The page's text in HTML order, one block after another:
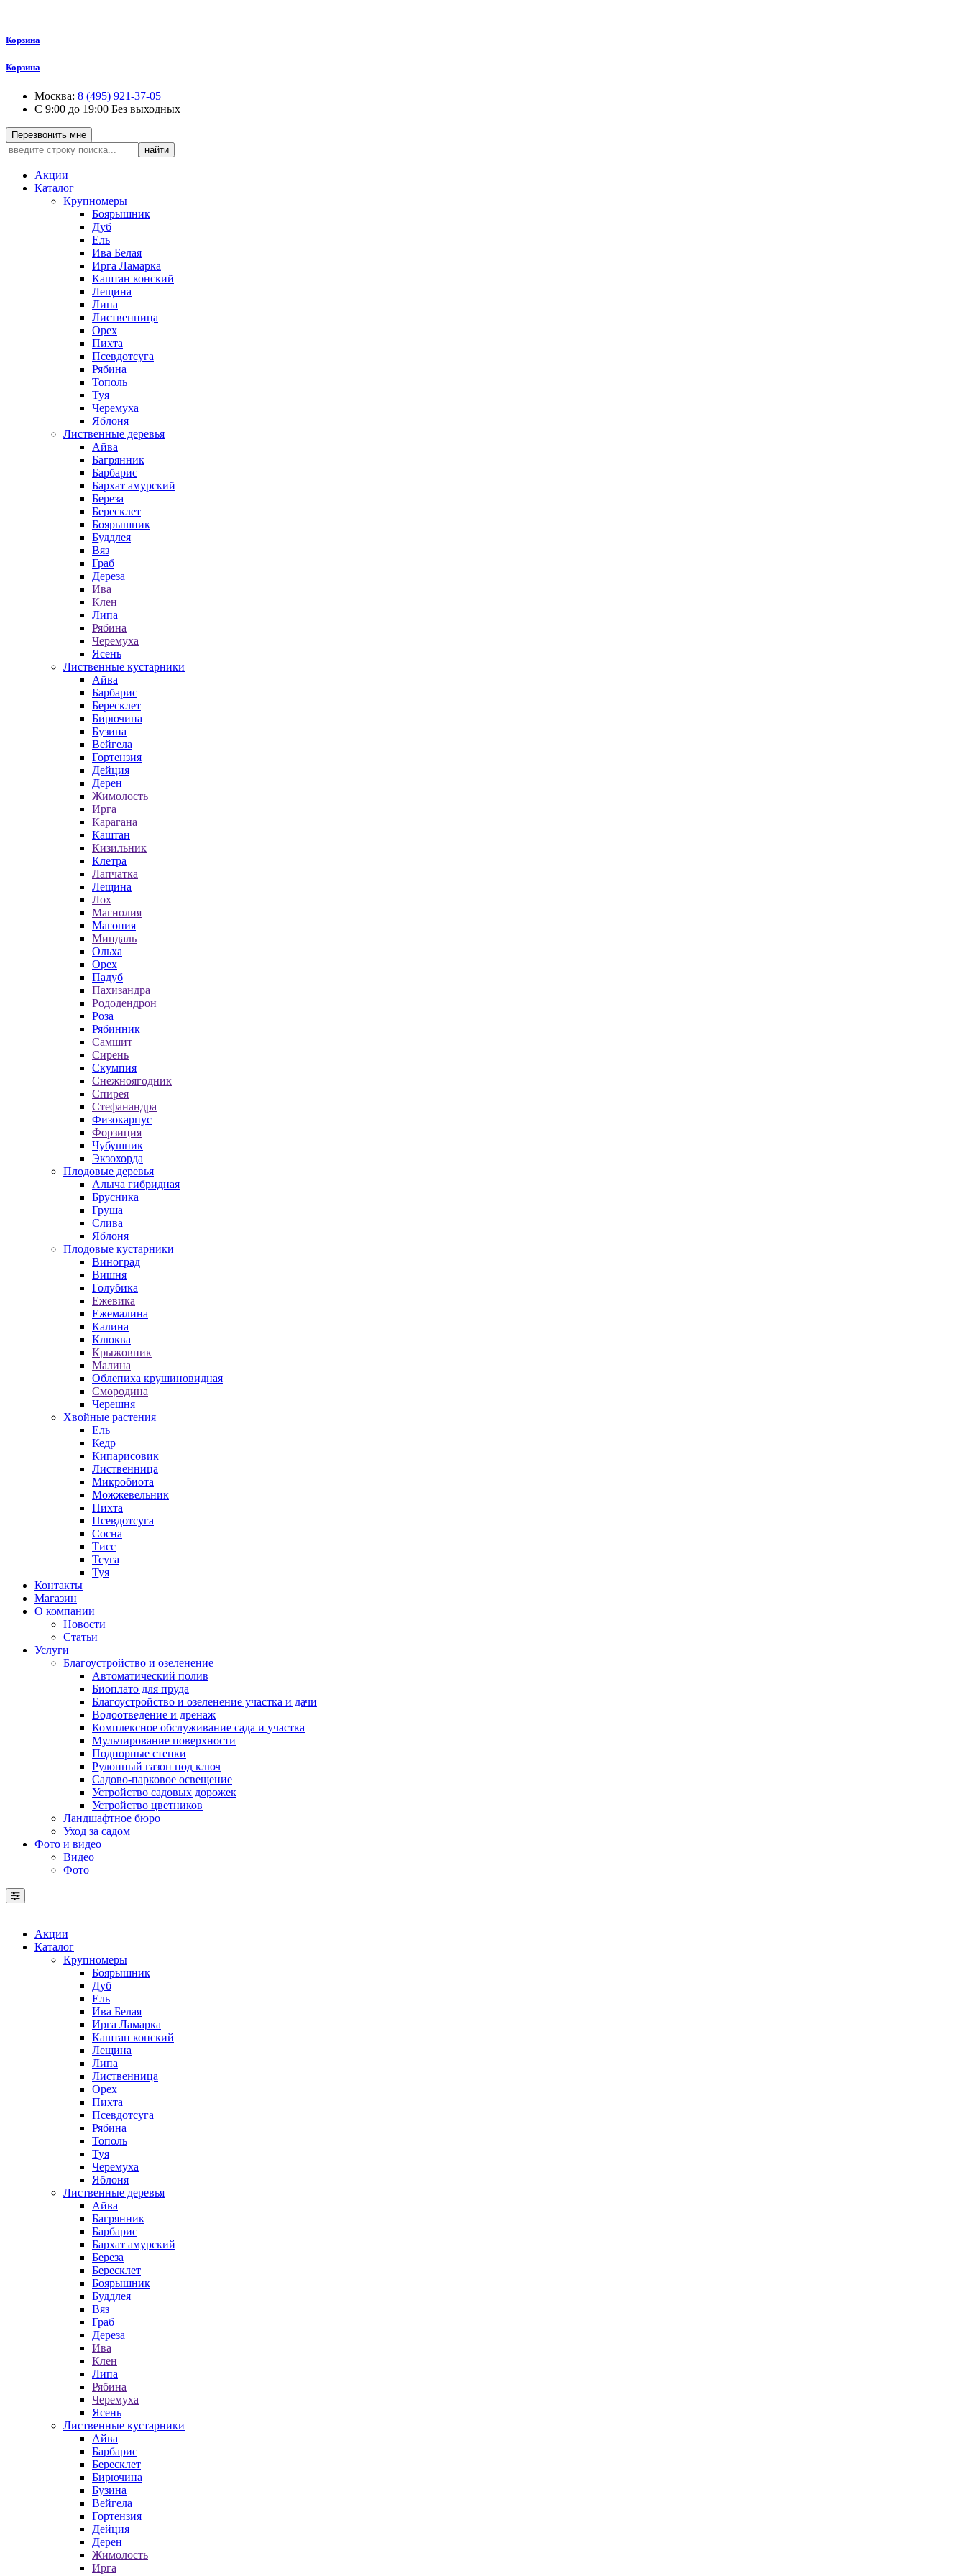
Корзина
Корзина
Москва: 8 (495) 921-37-05
С 9:00 до 19:00 Без выходных
Перезвонить мне
найти
Акции
Каталог
Крупномеры
Боярышник
Дуб
Ель
Ива Белая
Ирга Ламарка
Каштан конский
Лещина
Липа
Лиственница
Орех
Пихта
Псевдотсуга
Рябина
Тополь
Туя
Черемуха
Яблоня
Лиственные деревья
Айва
Багрянник
Барбарис
Бархат амурский
Береза
Бересклет
Боярышник
Буддлея
Вяз
Граб
Дереза
Ива
Клен
Липа
Рябина
Черемуха
Ясень
Лиственные кустарники
Айва
Барбарис
Бересклет
Бирючина
Бузина
Вейгела
Гортензия
Дейция
Дерен
Жимолость
Ирга
Карагана
Каштан
Кизильник
Клетра
Лапчатка
Лещина
Лох
Магнолия
Магония
Миндаль
Ольха
Орех
Падуб
Пахизандра
Рододендрон
Роза
Рябинник
Самшит
Сирень
Скумпия
Снежноягодник
Спирея
Стефанандра
Физокарпус
Форзиция
Чубушник
Экзохорда
Плодовые деревья
Алыча гибридная
Брусника
Груша
Слива
Яблоня
Плодовые кустарники
Виноград
Вишня
Голубика
Ежевика
Ежемалина
Калина
Клюква
Крыжовник
Малина
Облепиха крушиновидная
Смородина
Черешня
Хвойные растения
Ель
Кедр
Кипарисовик
Лиственница
Микробиота
Можжевельник
Пихта
Псевдотсуга
Сосна
Тисс
Тсуга
Туя
Контакты
Магазин
О компании
Новости
Статьи
Услуги
Благоустройство и озеленение
Автоматический полив
Биоплато для пруда
Благоустройство и озеленение участка и дачи
Водоотведение и дренаж
Комплексное обслуживание сада и участка
Мульчирование поверхности
Подпорные стенки
Рулонный газон под ключ
Садово-парковое освещение
Устройство садовых дорожек
Устройство цветников
Ландшафтное бюро
Уход за садом
Фото и видео
Видео
Фото
Акции
Каталог
Крупномеры
Боярышник
Дуб
Ель
Ива Белая
Ирга Ламарка
Каштан конский
Лещина
Липа
Лиственница
Орех
Пихта
Псевдотсуга
Рябина
Тополь
Туя
Черемуха
Яблоня
Лиственные деревья
Айва
Багрянник
Барбарис
Бархат амурский
Береза
Бересклет
Боярышник
Буддлея
Вяз
Граб
Дереза
Ива
Клен
Липа
Рябина
Черемуха
Ясень
Лиственные кустарники
Айва
Барбарис
Бересклет
Бирючина
Бузина
Вейгела
Гортензия
Дейция
Дерен
Жимолость
Ирга